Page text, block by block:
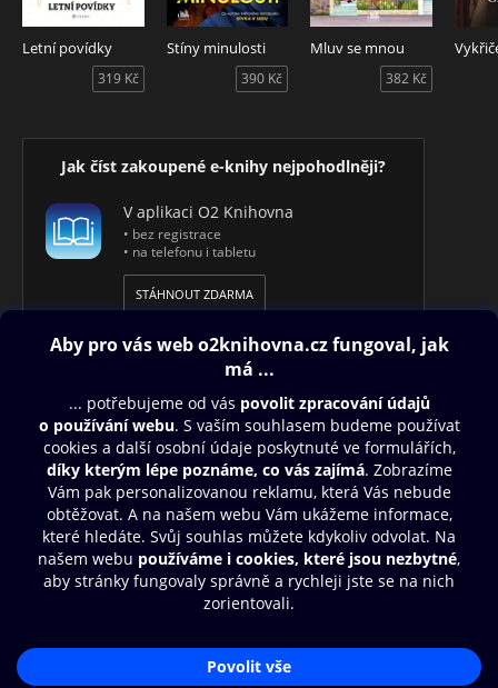
Letní povídky
319 Kč
Stíny minulosti
390 Kč
Mluv se mnou
382 Kč
Jak číst zakoupené e-knihy nejpohodlněji?
V aplikaci O2 Knihovna
• bez registrace
• na telefonu i tabletu
STÁHNOUT ZDARMA
Obsah ke stažení
Moje O2 Knihovna
Další zábava
Nákupní řád
Přístupnost